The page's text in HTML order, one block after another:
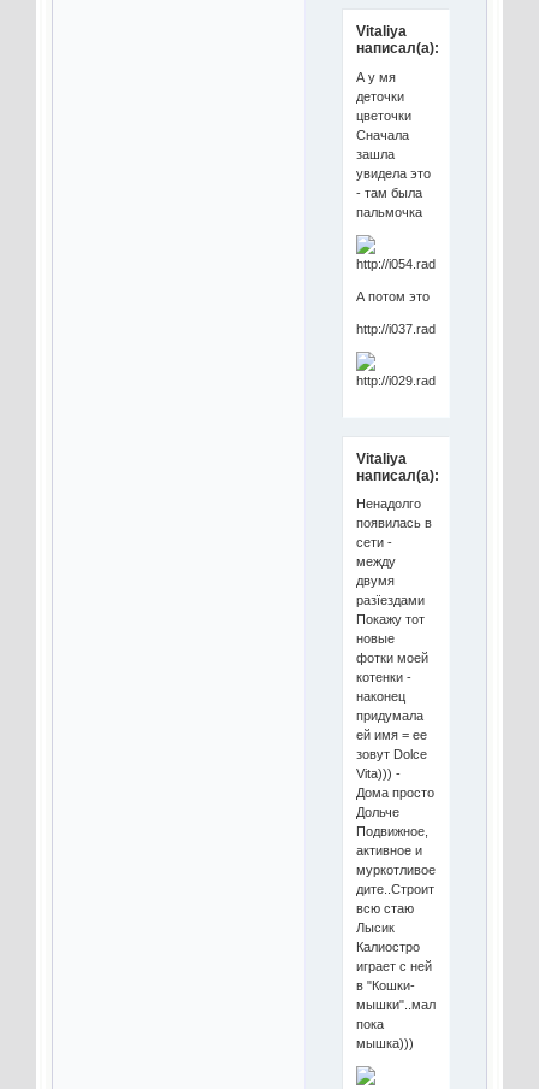
Vitaliya
написал(а):
А у мя
деточки
цветочки
Сначала
зашла
увидела это
- там была
пальмочка
А потом это
http://i037.radikal.ru/0806/d9/
Vitaliya
написал(а):
Ненадолго
появилась в
сети -
между
двумя
разїездами
Покажу тот
новые
фотки моей
котенки -
наконец
придумала
ей имя = ее
зовут Dolce
Vita))) -
Дома просто
Дольче
Подвижное,
активное и
муркотливое
дите..Строит
всю стаю
Лысик
Калиостро
играет с ней
в "Кошки-
мышки"..малая
пока
мышка)))